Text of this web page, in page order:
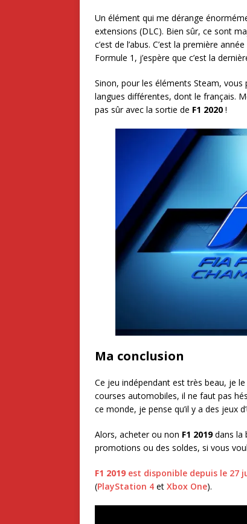
Un élément qui me dérange
extensions (DLC). Bien sûr, ce sont
c’est de l’abus. C’est la première
Formule 1, j’espère que c’est la
Sinon, pour les éléments Steam,
langues différentes, dont le français.
pas sûr avec la sortie de F1 2020 !
Ma conclusion
Ce jeu indépendant est très beau, je
courses automobiles, il ne faut pas
ce monde, je pense qu’il y a des jeux
Alors, acheter ou non F1 2019dans la
promotions ou des soldes, si vous
F1 2019 est disponible depuis le 27
(PlayStation 4 et Xbox One).